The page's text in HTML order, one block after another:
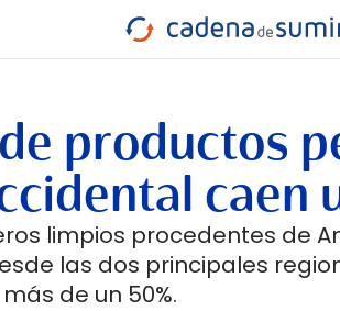
CARRETERA
MARÍTIMO
productos
caen
limpios procedentes de
las dos principales
de un 50%.